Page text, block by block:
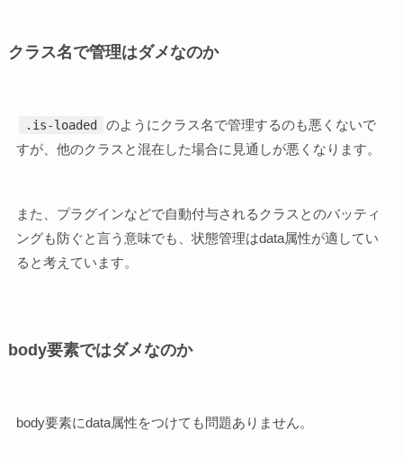
クラス名で管理はダメなのか
.is-loaded
のようにクラス名で管理するのも悪くないで
すが、他のクラスと混在した場合に見通しが悪くなります。
また、プラグインなどで自動付与されるクラスとのバッティ
ングも防ぐと言う意味でも、状態管理はdata属性が適してい
ると考えています。
body要素ではダメなのか
body要素にdata属性をつけても問題ありません。